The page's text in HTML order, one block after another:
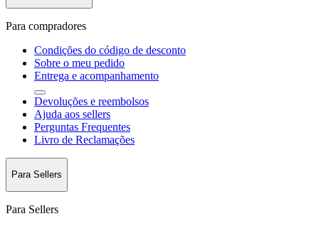
Para compradores
Condições do código de desconto
Sobre o meu pedido
Entrega e acompanhamento
Devoluções e reembolsos
Ajuda aos sellers
Perguntas Frequentes
Livro de Reclamações
Para Sellers
Para Sellers